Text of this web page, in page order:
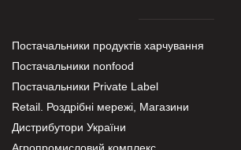
Постачальники продуктів харчування
Постачальники nonfood
Постачальники Private Label
Retail. Роздрібні мережі, Магазини
Дистрибутори України